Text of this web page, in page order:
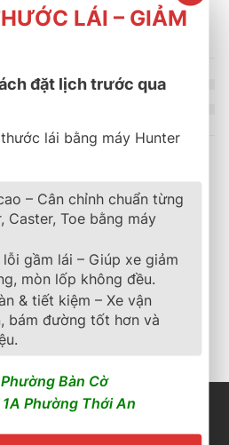
tương tự
Lốp Bridgestone 245/70R16 Dueler 689
₫
lốp xe bridgestone,ecopia
Lốp Xe Bridgestone 205/
2.667.600₫
Cần nhận báo giá mới
LÁI – GIẢM
đặt lịch trước qua
lái bằng máy Hunter
– Cân chỉnh chuẩn từng
Caster, Toe bằng máy
gầm lái – Giúp xe giảm
mòn lốp không đều.
& tiết kiệm – Xe vận
bám đường tốt hơn và
Bàn Cờ
1A Phường Thới An